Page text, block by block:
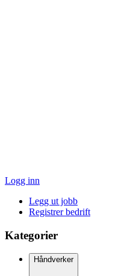
Logg inn
Legg ut jobb
Registrer bedrift
Kategorier
Håndverker